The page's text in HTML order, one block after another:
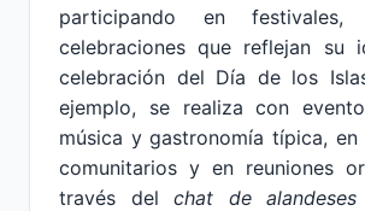
participando en
celebraciones que reflejan su
celebración del Día de los
ejemplo, se realiza con
música y gastronomía típica, en
comunitarios y en reuniones
través del chat de